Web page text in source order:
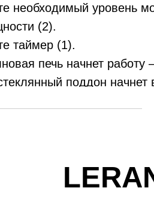
необходимый уровень
(2).
таймер (1).
печь начнет
поддон начнет